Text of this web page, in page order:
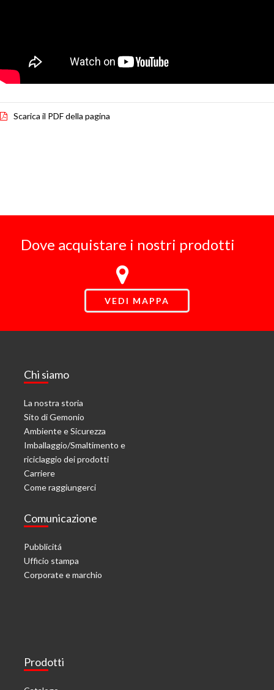
Scarica il PDF della pagina
Dove acquistare i nostri prodotti
VEDI MAPPA
Chi siamo
La nostra storia
Sito di Gemonio
Ambiente e Sicurezza
Imballaggio/Smaltimento e
riciclaggio dei prodotti
Carriere
Come raggiungerci
Comunicazione
Pubblicitá
Ufficio stampa
Corporate e marchio
Prodotti